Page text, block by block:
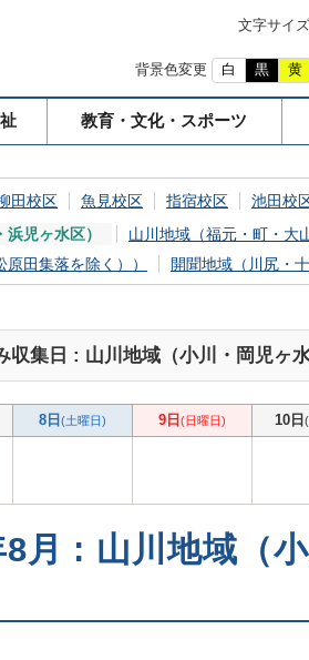
文字サイズ
背景色変更 白 黒 黄
教育・文化・スポーツ
田校区 魚見校区 指宿校区 池田校
児ヶ水区）
山川地域（福元・町・大
原田集落を除く））
開聞地域（川尻・
収集日 : 山川地域（小川・岡児ヶ
8日 (土曜日) 9日 (日曜日) 10日
月 : 山川地域（